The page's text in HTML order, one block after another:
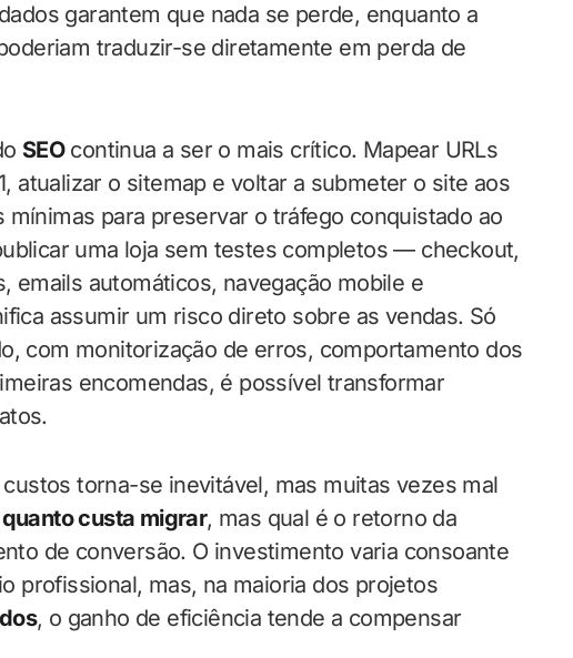
garantem que nada se perde, enquanto a
traduzir-se diretamente em perda de
SEOcontinua a ser o mais crítico. Mapear URLs
atualizar o sitemap e voltar a submeter o site aos
para preservar o tráfego conquistado ao
uma loja sem testes completos — checkout,
emails automáticos, navegação mobile e
assumir um risco direto sobre as vendas. Só
com monitorização de erros, comportamento dos
encomendas, é possível transformar
torna-se inevitável, mas muitas vezes mal
quanto custa migrar, mas qual é o retorno da
de conversão. O investimento varia consoante
profissional, mas, na maioria dos projetos
, o ganho de eficiência tende a compensar